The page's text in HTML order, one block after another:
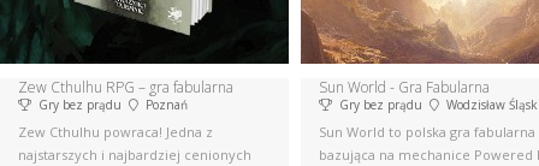
Zew Cthulhu RPG – gra fabularna
Gry bez prądu Poznań
Zew Cthulhu powraca! Jedna z
najstarszych i najbardziej cenionych
Sun World - Gra Fabularna
Gry bez prądu Wodzisław
Sun World to polska gra fabularna
bazująca na mechanice Powered